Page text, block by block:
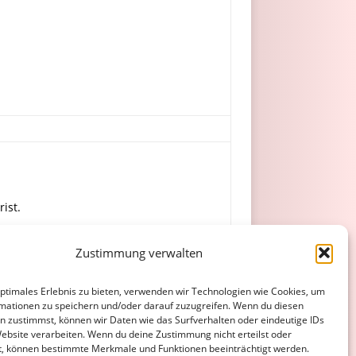
Zustimmung verwalten
Erlebnis zu bieten, verwenden wir Technologien wie Cookies, um
zu speichern und/oder darauf zuzugreifen. Wenn du diesen
zustimmst, können wir Daten wie das Surfverhalten oder eindeutige IDs
verarbeiten. Wenn du deine Zustimmung nicht erteilst oder
können bestimmte Merkmale und Funktionen beeinträchtigt werden.
H. Günther.